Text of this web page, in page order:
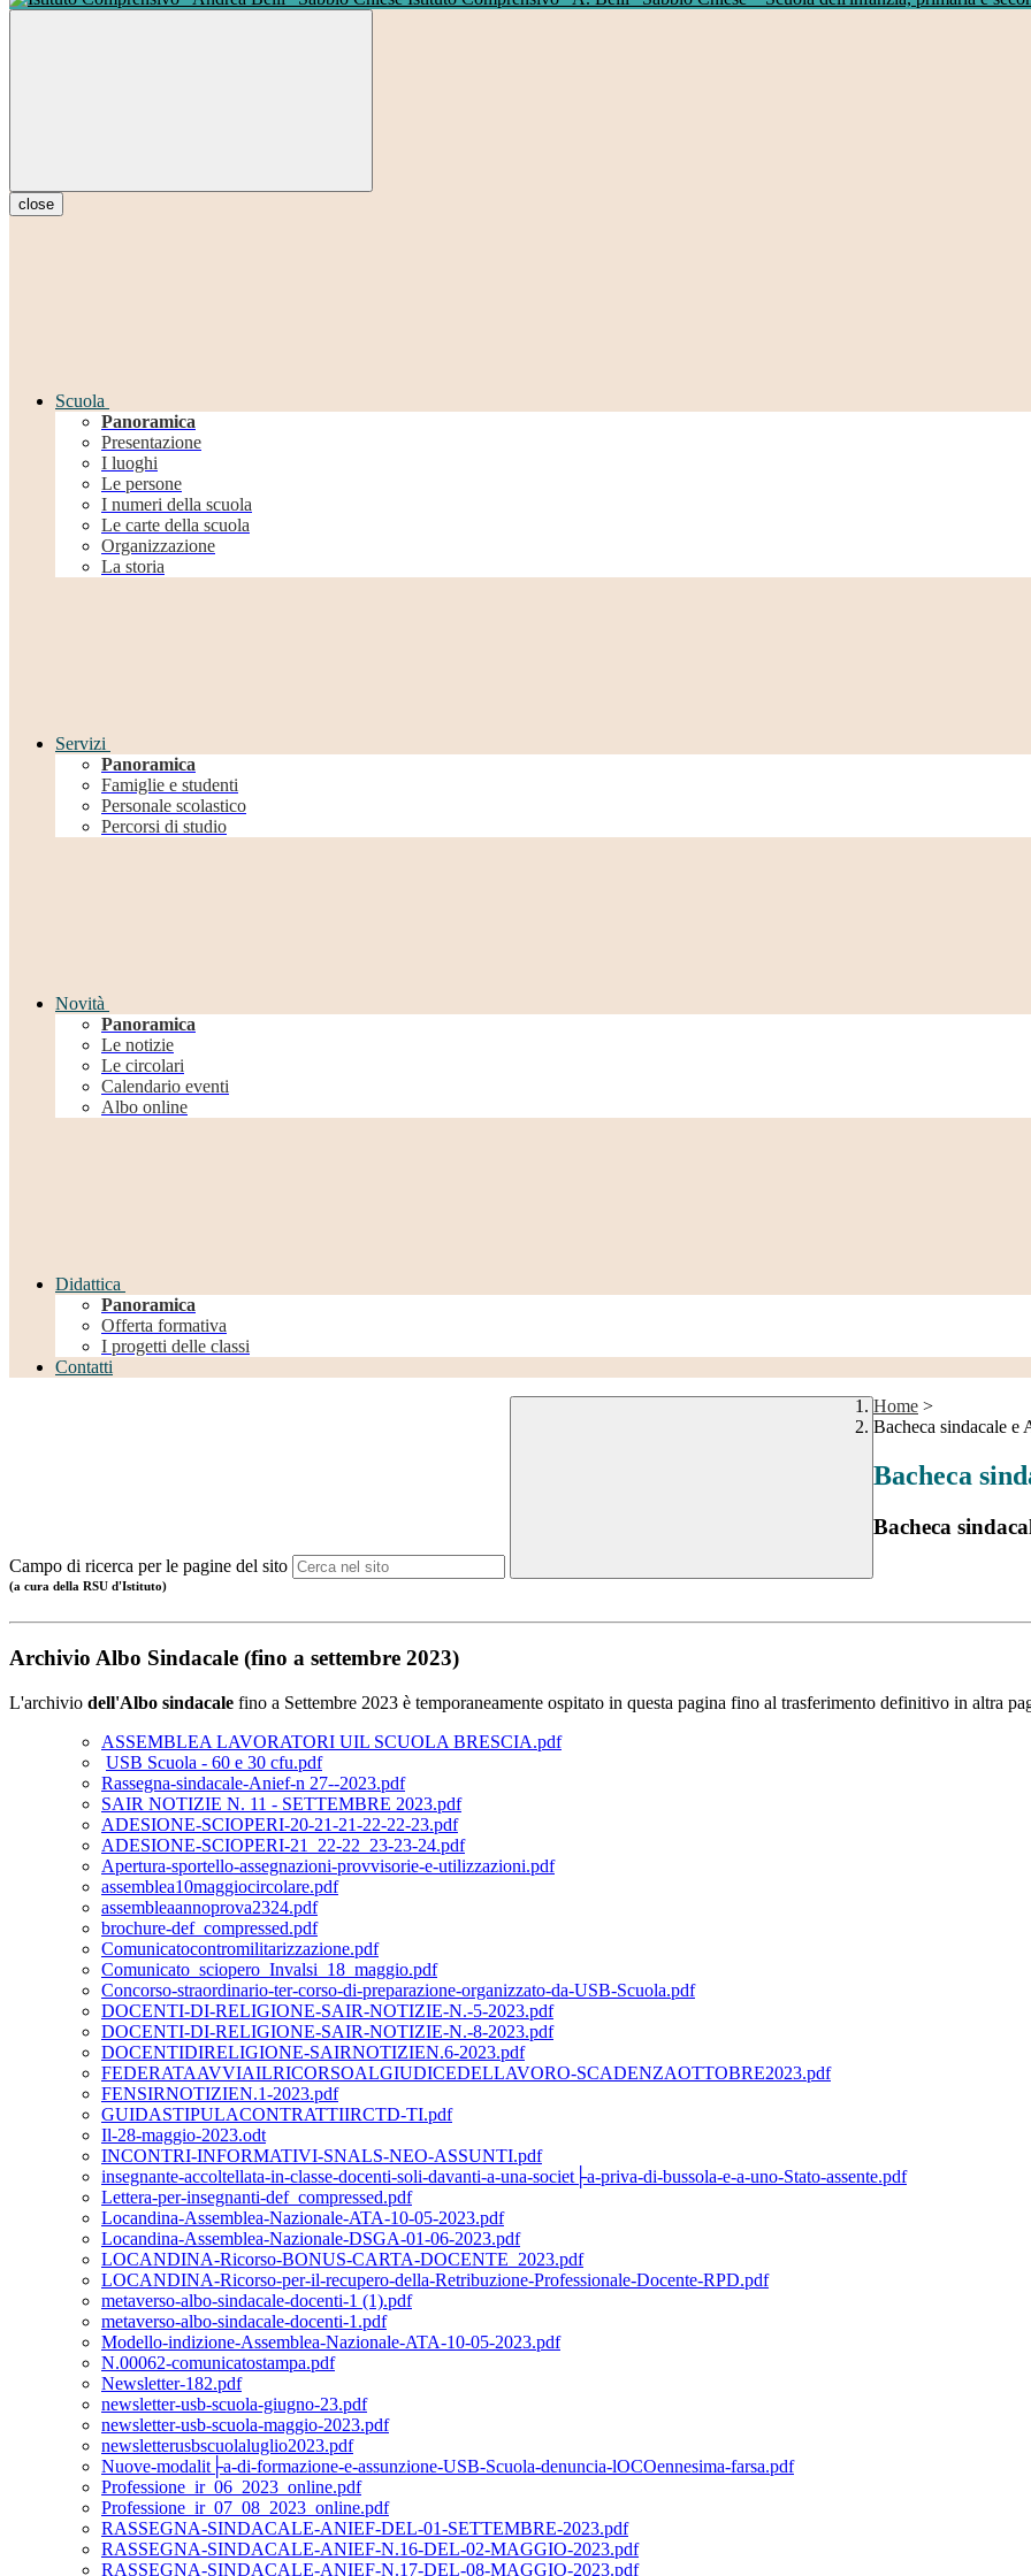
close
Scuola
Panoramica
Presentazione
I luoghi
Le persone
I numeri della scuola
Le carte della scuola
Organizzazione
La storia
Servizi
Panoramica
Famiglie e studenti
Personale scolastico
Percorsi di studio
Novità
Panoramica
Le notizie
Le circolari
Calendario eventi
Albo online
Didattica
Panoramica
Offerta formativa
I progetti delle classi
Contatti
Campo di ricerca per le pagine del sito
Home >
Bacheca sindacale
Bacheca
Bacheca
(a cura della RSU d'Istituto)
Archivio Albo Sindacale (fino a settembre 2023)
L'archivio dell'Albo sindacale fino a Settembre 2023 è temporaneamente ospitato in questa pagina fino al trasferimento definitivo in altra
ASSEMBLEA LAVORATORI UIL SCUOLA BRESCIA.pdf
USB Scuola - 60 e 30 cfu.pdf
Rassegna-sindacale-Anief-n 27--2023.pdf
SAIR NOTIZIE N. 11 - SETTEMBRE 2023.pdf
ADESIONE-SCIOPERI-20-21-21-22-22-23.pdf
ADESIONE-SCIOPERI-21_22-22_23-23-24.pdf
Apertura-sportello-assegnazioni-provvisorie-e-utilizzazioni.pdf
assemblea10maggiocircolare.pdf
assembleaannoprova2324.pdf
brochure-def_compressed.pdf
Comunicatocontromilitarizzazione.pdf
Comunicato_sciopero_Invalsi_18_maggio.pdf
Concorso-straordinario-ter-corso-di-preparazione-organizzato-da-USB-Scuola.pdf
DOCENTI-DI-RELIGIONE-SAIR-NOTIZIE-N.-5-2023.pdf
DOCENTI-DI-RELIGIONE-SAIR-NOTIZIE-N.-8-2023.pdf
DOCENTIDIRELIGIONE-SAIRNOTIZIEN.6-2023.pdf
FEDERATAAVVIAILRICORSOALGIUDICEDELLAVORO-SCADENZAOTTOBRE2023.pdf
FENSIRNOTIZIEN.1-2023.pdf
GUIDASTIPULACONTRATTIIRCTD-TI.pdf
Il-28-maggio-2023.odt
INCONTRI-INFORMATIVI-SNALS-NEO-ASSUNTI.pdf
insegnante-accoltellata-in-classe-docenti-soli-davanti-a-una-societ├a-priva-di-bussola-e-a-uno-Stato-assente.pdf
Lettera-per-insegnanti-def_compressed.pdf
Locandina-Assemblea-Nazionale-ATA-10-05-2023.pdf
Locandina-Assemblea-Nazionale-DSGA-01-06-2023.pdf
LOCANDINA-Ricorso-BONUS-CARTA-DOCENTE_2023.pdf
LOCANDINA-Ricorso-per-il-recupero-della-Retribuzione-Professionale-Docente-RPD.pdf
metaverso-albo-sindacale-docenti-1 (1).pdf
metaverso-albo-sindacale-docenti-1.pdf
Modello-indizione-Assemblea-Nazionale-ATA-10-05-2023.pdf
N.00062-comunicatostampa.pdf
Newsletter-182.pdf
newsletter-usb-scuola-giugno-23.pdf
newsletter-usb-scuola-maggio-2023.pdf
newsletterusbscuolaluglio2023.pdf
Nuove-modalit├a-di-formazione-e-assunzione-USB-Scuola-denuncia-lOCOennesima-farsa.pdf
Professione_ir_06_2023_online.pdf
Professione_ir_07_08_2023_online.pdf
RASSEGNA-SINDACALE-ANIEF-DEL-01-SETTEMBRE-2023.pdf
RASSEGNA-SINDACALE-ANIEF-N.16-DEL-02-MAGGIO-2023.pdf
RASSEGNA-SINDACALE-ANIEF-N.17-DEL-08-MAGGIO-2023.pdf